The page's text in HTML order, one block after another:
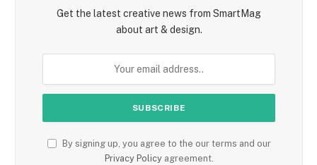
Get the latest creative news from SmartMag
about art & design.
By signing up, you agree to the our terms and our
Privacy Policyagreement.